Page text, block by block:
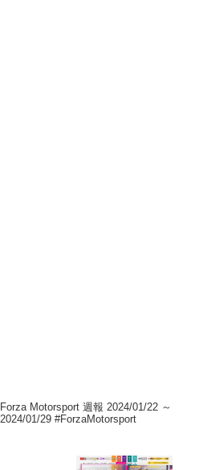
Forza Motorsport 週報 2024/01/22 ～
2024/01/29 #ForzaMotorsport